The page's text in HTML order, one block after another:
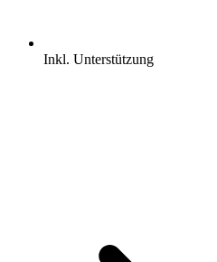
Inkl. Unterstützung